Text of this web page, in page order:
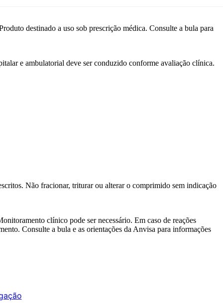
destinado a uso sob prescrição médica. Consulte a bula para
e ambulatorial deve ser conduzido conforme avaliação clínica.
Não fracionar, triturar ou alterar o comprimido sem indicação
clínico pode ser necessário. Em caso de reações
Consulte a bula e as orientações da Anvisa para informações